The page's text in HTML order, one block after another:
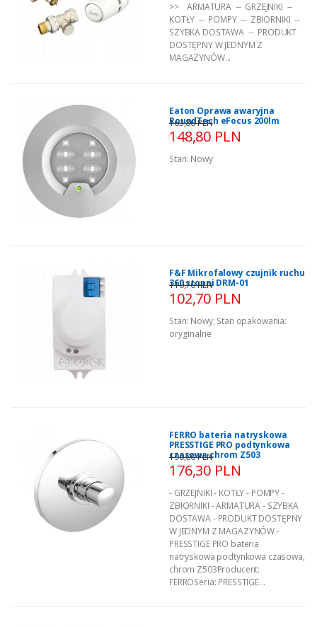
>> ARMATURA -- GRZEJNIKI --
KOTŁY -- POMPY -- ZBIORNIKI --
SZYBKA DOSTAWA -- PRODUKT
DOSTĘPNY W JEDNYM Z
MAGAZYNÓW...
Eaton Oprawa awaryjna
RoundTech eFocus 200lm
148,80 PLN
163,80 PLN
Stan: Nowy
F&F Mikrofalowy czujnik ruchu
360 stopni DRM-01
102,70 PLN
110,70 PLN
Stan: Nowy; Stan opakowania:
oryginalne
FERRO bateria natryskowa
PRESSTIGE PRO podtynkowa
czasowa chrom Z503
176,30 PLN
190,00 PLN
- GRZEJNIKI - KOTŁY - POMPY -
ZBIORNIKI - ARMATURA - SZYBKA
DOSTAWA - PRODUKT DOSTĘPNY
W JEDNYM Z MAGAZYNÓW -
PRESSTIGE PRO bateria
natryskowa podtynkowa czasowa,
chrom Z503Producent:
FERROSeria: PRESSTIGE...